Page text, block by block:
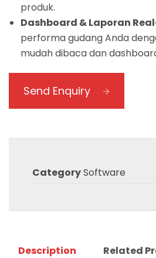
produk.
Dashboard & Laporan
performa gudang Anda
mudah dibaca dan
Send Enquiry
CategorySoftware
Description Related